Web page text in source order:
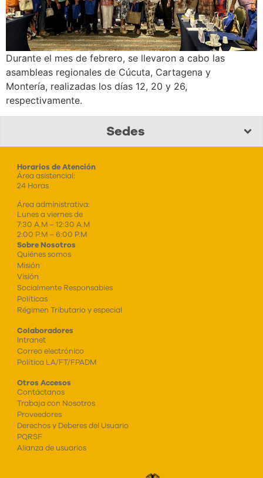
Durante el mes de febrero, se llevaron a cabo las
asambleas regionales de Cúcuta, Cartagena y
Montería, realizadas los días 12, 20 y 26,
respectivamente.
Sedes
Horarios de Atención
Área asistencial:
24 Horas
Área administrativa:
Lunes a viernes de
7:30 A.M – 12:30 A.M
2:00 P.M – 6:00 P.M
Sobre Nosotros
Quiénes somos
Misión
Visión
Socialmente Responsables
Políticas
Régimen Tributario y especial
Colaboradores
Intranet
Correo electrónico
Política LA/FT/FPADM
Otros Accesos
Contáctanos
Trabaja con Nosotros
Proveedores
Derechos y Deberes del Usuario
PQRSF
Alianza de usuarios